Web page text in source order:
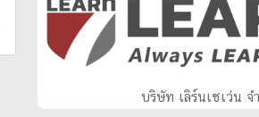
บริษัท เลิร์นเซเว่น จ